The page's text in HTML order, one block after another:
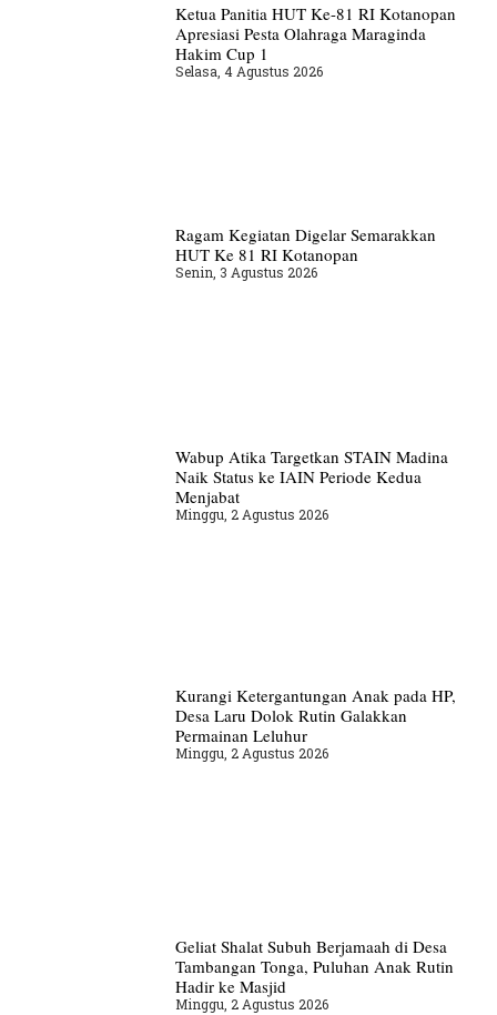
Ketua Panitia HUT Ke-81 RI Kotanopan
Apresiasi Pesta Olahraga Maraginda
Hakim Cup 1
Selasa, 4 Agustus 2026
Ragam Kegiatan Digelar Semarakkan
HUT Ke 81 RI Kotanopan
Senin, 3 Agustus 2026
Wabup Atika Targetkan STAIN Madina
Naik Status ke IAIN Periode Kedua
Menjabat
Minggu, 2 Agustus 2026
Kurangi Ketergantungan Anak pada HP,
Desa Laru Dolok Rutin Galakkan
Permainan Leluhur
Minggu, 2 Agustus 2026
Geliat Shalat Subuh Berjamaah di Desa
Tambangan Tonga, Puluhan Anak Rutin
Hadir ke Masjid
Minggu, 2 Agustus 2026